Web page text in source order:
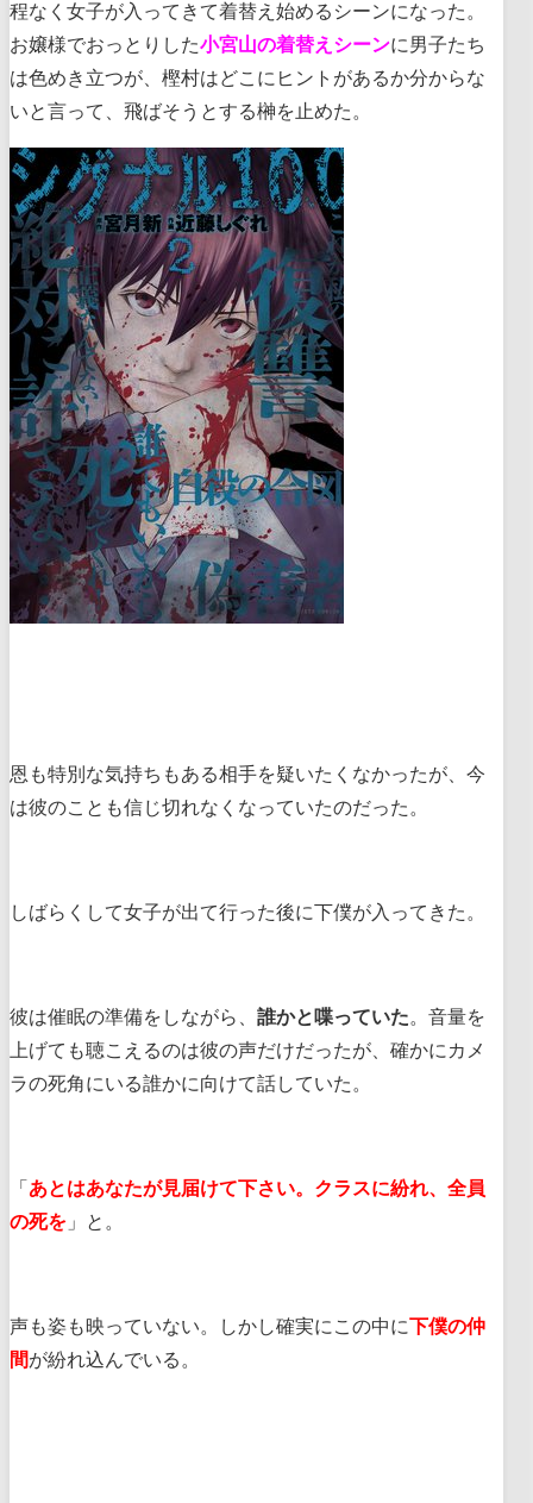
程なく女子が入ってきて着替え始めるシーンになった。
お嬢様でおっとりした小宮山の着替えシーンに男子たち
は色めき立つが、樫村はどこにヒントがあるか分からな
いと言って、飛ばそうとする榊を止めた。
恩も特別な気持ちもある相手を疑いたくなかったが、今
は彼のことも信じ切れなくなっていたのだった。
しばらくして女子が出て行った後に下僕が入ってきた。
彼は催眠の準備をしながら、 誰かと喋っていた。音量を
上げても聴こえるのは彼の声だけだったが、確かにカメ
ラの死角にいる誰かに向けて話していた。
「 あとはあなたが見届けて下さい。クラスに紛れ、全員
の死を 」と。
声も姿も映っていない。しかし確実にこの中に下僕の仲
間が紛れ込んでいる。